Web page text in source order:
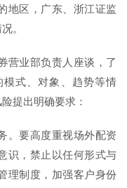
地区，广东、浙江证监
。
营业部负责人座谈，了
式、对象、趋势等情
提出明确要求：
。要高度重视场外配资
识，禁止以任何形式与
理制度，加强客户身份